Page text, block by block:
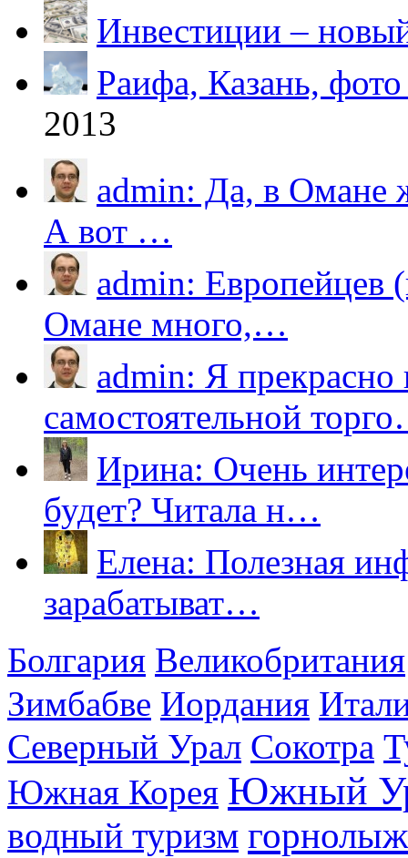
Инвестиции –
Раифа, Казань, фото
2013
admin: Да, в Омане
А вот …
admin: Европейцев
Омане много,…
admin: Я
самостоятельной
Ирина: Очень
будет? Читала н…
Елена: Полезная
зарабатыват…
Болгария Великобритания
Зимбабве Иордания
Северный Урал Сокотра
Южная Корея Южный
водный туризм